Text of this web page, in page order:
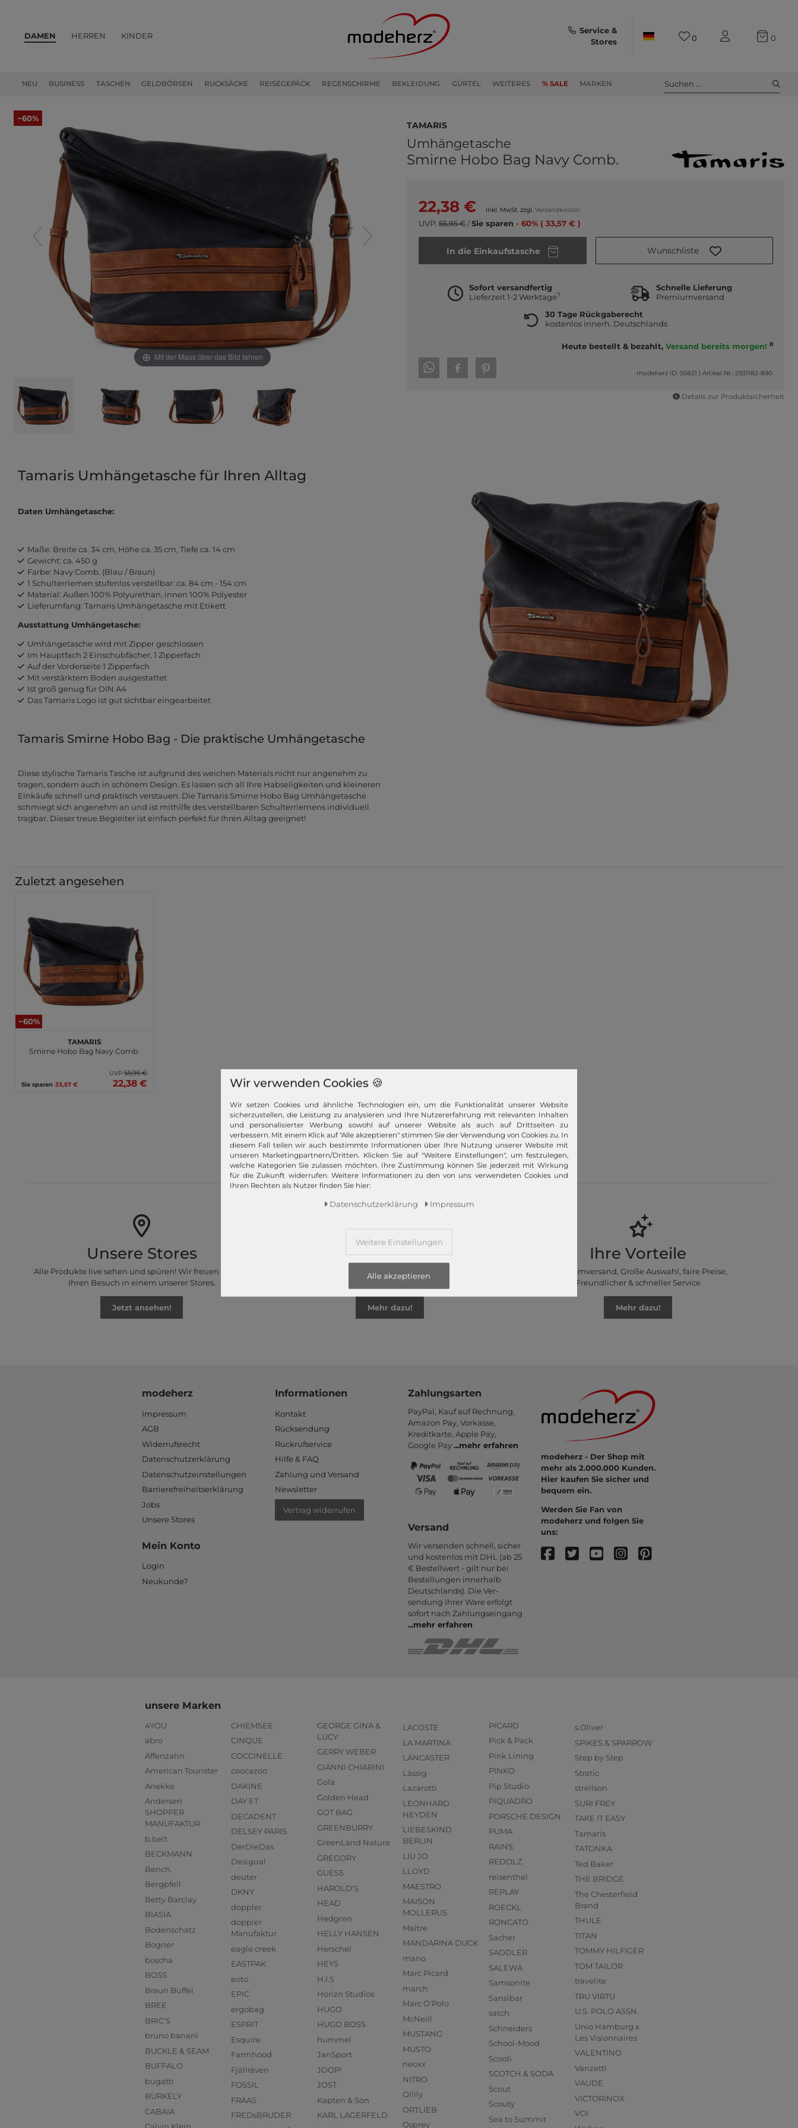
DAMEN
NEU BUSINESS TASCHEN GELDBÖRSEN RUCKSÄCKE REISEGEPÄCK REGENSCHIRME BEKLEIDUNG GÜRTEL WEITERES % SALE MARKEN
HERREN KINDER
Service &
Stores
0 0
Suchen ...
−60%
Mit der Maus über das Bild fahren
Tamaris
Umhängetasche
Smirne Hobo Bag Navy Comb.
22,38 € inkl. MwSt. zzgl. Versandkosten
UVP: 55,95 €/Sie sparen - 60% ( 33,57 € )
In die Einkaufstasche Wunschliste
Sofort versandfertig
Lieferzeit 1-2 Werktage7
Schnelle Lieferung
Premiumversand
30 Tage Rückgaberecht
kostenlos innerh. Deutschlands
Heute bestellt & bezahlt, Versand bereits morgen! 8
modeherz ID: 55821 |Artikel Nr.: 2931182-890
Details zur Produktsicherheit
Tamaris Umhängetasche für Ihren Alltag
Daten Umhängetasche:
Maße: Breite ca. 34 cm, Höhe ca. 35 cm, Tiefe ca. 14 cm
Gewicht: ca. 450 g
Farbe: Navy Comb. (Blau / Braun)
1 Schulterriemen stufenlos verstellbar: ca. 84 cm - 154 cm
Material: Außen 100% Polyurethan, innen 100% Polyester
Lieferumfang: Tamaris Umhängetasche mit Etikett
Ausstattung Umhängetasche:
Umhängetasche wird mit Zipper geschlossen
Im Hauptfach 2 Einschubfächer, 1 Zipperfach
Auf der Vorderseite 1 Zipperfach
Mit verstärktem Boden ausgestattet
Ist groß genug für DIN A4
Das Tamaris Logo ist gut sichtbar eingearbeitet
Tamaris Smirne Hobo Bag - Die praktische Umhängetasche
Diese stylische Tamaris Tasche ist aufgrund des weichen Materials nicht nur angenehm zu
tragen, sondern auch in schönem Design. Es lassen sich all Ihre Habseligkeiten und kleineren
Einkäufe schnell und praktisch verstauen. Die Tamaris Smirne Hobo Bag Umhängetasche
schmiegt sich angenehm an und ist mithilfe des verstellbaren Schulterriemens individuell
tragbar. Dieser treue Begleiter ist einfach perfekt für Ihren Alltag geeignet!
Zuletzt angesehen
−60%
Tamaris
Smirne Hobo Bag Navy Comb.
UVP55,95 €
22,38 €
Sie sparen 33,57 €
modeherz bietet Ihnen die angesagtesten Modetrends. Und das 365 Tage im Jahr
Für unsere Kunden nur das Beste! Ausgewählte Marken, wie TOMMY HILFIGER, Calvin Klein,
Campomaggi oder LIEBESKIND BERLIN.
Unsere Stores
Alle Produkte live sehen und spüren! Wir freuen uns auf
Ihren Besuch in einem unserer Stores.
Jetzt ansehen!
Schneller Versand!
Wir versenden Ihre Bestellung schnell per
Premiumversand.
Mehr dazu!
Ihre Vorteile
Premiumversand, Große Auswahl, faire Preise,
Freundlicher & schneller Service
Mehr dazu!
modeherz
Impressum
AGB
Widerrufsrecht
Datenschutzerklärung
Datenschutzeinstellungen
Barrierefreiheitserklärung
Jobs
Unsere Stores
Mein Konto
Login
Neukunde?
Informationen
Kontakt
Rücksendung
Rückrufservice
Hilfe & FAQ
Zahlung und Versand
Newsletter
Vertrag widerrufen
Zahlungsarten
PayPal, Kauf auf Rechnung,
Amazon Pay, Vor­kasse,
Kredit­karte, Apple Pay,
Google Pay...mehr erfahren
Versand
Wir versenden schnell, sicher
und kostenlos mit DHL (ab 25
€ Bestell­wert - gilt nur bei
Bestel­lungen inner­halb
Deutsch­lands). Die Ver­
sendung Ihrer Ware er­folgt
sofort nach Zahlungs­eingang
...mehr erfahren
modeherz - Der Shop mit
mehr als 2.000.000 Kunden.
Hier kaufen Sie sicher und
bequem ein.
Werden Sie Fan von
modeherz und folgen Sie
uns:
unsere Marken
4YOU
abro
Affenzahn
American Tourister
Anekke
Andersen
SHOPPER
MANUFAKTUR
b.belt
BECKMANN
Bench.
Bergpfeil
Betty Barclay
BIASIA
Bodenschatz
Bogner
boscha
BOSS
Braun Büffel
BREE
BRIC'S
bruno banani
BUCKLE & SEAM
BUFFALO
bugatti
BURKELY
CABAIA
CHIEMSEE
CINQUE
COCCINELLE
coocazoo
DAKINE
DAY ET
DECADENT
DELSEY PARIS
DerDieDas
Desigual
deuter
DKNY
doppler
doppler
Manufaktur
eagle creek
EASTPAK
eoto
EPIC
ergobag
ESPRIT
Esquire
Farmhood
Fjällräven
FOSSIL
FRAAS
FREDsBRUDER
GEORGE GINA &
LUCY
GERRY WEBER
GIANNI CHIARINI
Gola
Golden Head
GOT BAG
GREENBURRY
GreenLand Nature
GREGORY
GUESS
HAROLD'S
HEAD
Hedgren
HELLY HANSEN
Herschel
HEYS
H.I.S
Horizn Studios
HUGO
HUGO BOSS
hummel
JanSport
JOOP!
JOST
Kapten & Son
KARL LAGERFELD
LACOSTE
LA MARTINA
LANCASTER
Lässig
Lazarotti
LEONHARD
HEYDEN
LIEBESKIND
BERLIN
LIU JO
LLOYD
MAESTRO
MAISON
MOLLERUS
Maître
MANDARINA DUCK
mano
Marc Picard
march
Marc O'Polo
McNeill
MUSTANG
MUSTO
neoxx
NITRO
Oilily
ORTLIEB
Osprey
PICARD
Pick & Pack
Pink Lining
PINKO
Pip Studio
PIQUADRO
PORSCHE DESIGN
PUMA
RAINS
REDOLZ
reisenthel
REPLAY
ROECKL
RONCATO
Sacher
SADDLER
SALEWA
Samsonite
Sansibar
satch
Schneiders
School-Mood
Scooli
SCOTCH & SODA
Scout
Scouty
Sea to Summit
s.Oliver
SPIKES & SPARROW
Step by Step
Stratic
strellson
SURI FREY
TAKE IT EASY
Tamaris
TATONKA
Ted Baker
THE BRIDGE
The Chesterfield
Brand
THULE
TITAN
TOMMY HILFIGER
TOM TAILOR
travelite
TRU VIRTU
U.S. POLO ASSN.
Unio Hamburg x
Les Visionnaires
VALENTINO
Vanzetti
VAUDE
VICTORINOX
VOi
Wir verwenden Cookies 🍪
Wir setzen Cookies und ähnliche Technologien ein, um die Funktionalität unserer Website
sicherzustellen, die Leistung zu analysieren und Ihre Nutzererfahrung mit relevanten Inhalten
und personalisierter Werbung sowohl auf unserer Website als auch auf Drittseiten zu
verbessern. Mit einem Klick auf "Alle akzeptieren" stimmen Sie der Verwendung von Cookies zu. In
diesem Fall teilen wir auch bestimmte Informationen über Ihre Nutzung unserer Website mit
unseren Marketingpartnern/Dritten. Klicken Sie auf "Weitere Einstellungen", um festzulegen,
welche Kategorien Sie zulassen möchten. Ihre Zustimmung können Sie jederzeit mit Wirkung
für die Zukunft widerrufen. Weitere Informationen zu den von uns verwendeten Cookies und
Ihren Rechten als Nutzer finden Sie hier:
Daten­schutz­erklärung Impressum
Weitere Einstellungen
Alle akzeptieren